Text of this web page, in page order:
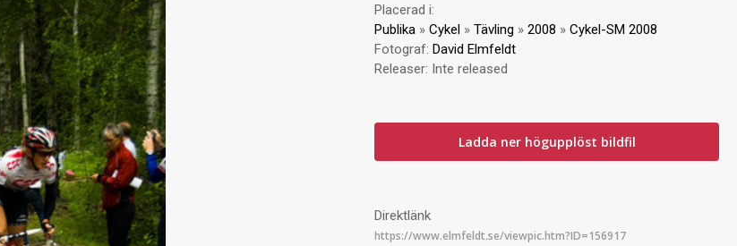
Placerad i:
Publika »Cykel »Tävling »2008 »Cykel-SM 2008
Fotograf:David Elmfeldt
Releaser: Inte released
Ladda ner högupplöst bildfil
Direktlänk